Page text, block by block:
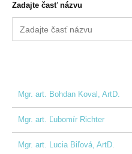
Zadajte časť názvu
Mgr. art. Bohdan Koval, ArtD.
Mgr. art. Ľubomír Richter
Mgr. art. Lucia Biľová, ArtD.